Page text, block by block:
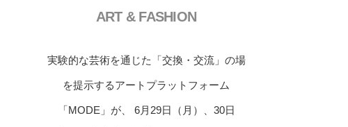
ART & FASHION
実験的な芸術を通じた「交換・交流」の場
を提示するアートプラットフォーム
「MODE」が、 6月29日（月）、30日